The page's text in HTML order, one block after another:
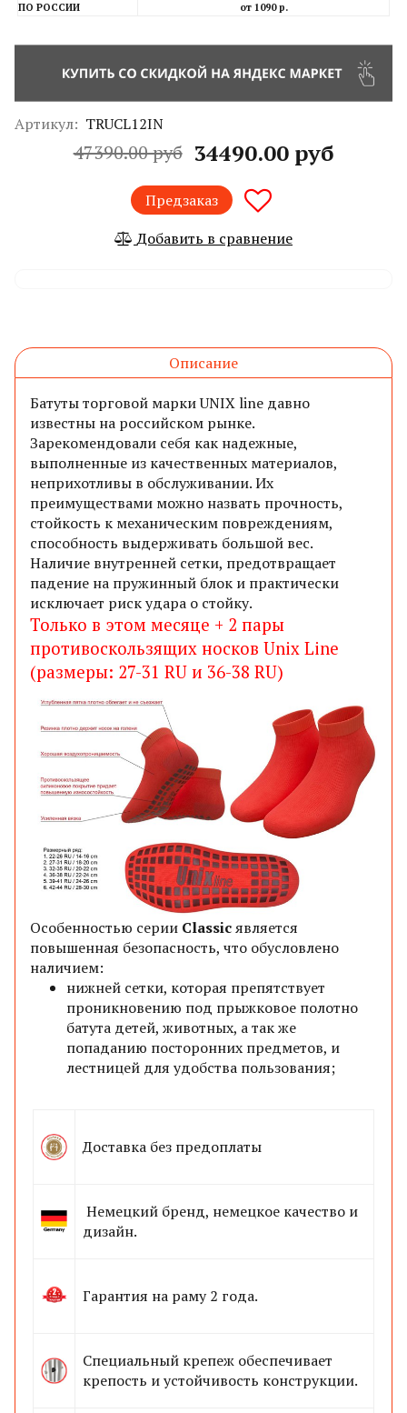
ПО РОССИИ
от 1090 р.
Артикул: TRUCL12IN
47390.00 руб 34490.00 руб
Предзаказ
Добавить в сравнение
Описание
Батуты торговой марки UNIX line давно
известны на российском рынке.
Зарекомендовали себя как надежные,
выполненные из качественных материалов,
неприхотливы в обслуживании.Их
преимуществами можно назвать прочность,
стойкость к механическим повреждениям,
способность выдерживать большой вес.
Наличие внутренней сетки, предотвращает
падение на пружинный блок и практически
исключает риск удара о стойку.
Только в этом месяце + 2 пары
противоскользящих носков Unix Line
(размеры: 27-31 RU и 36-38 RU)
Особенностью серии Classicявляется
повышенная безопасность, что обусловлено
наличием:
нижней сетки, которая препятствует
проникновению под прыжковое полотно
батута детей, животных, а так же
попаданию посторонних предметов, и
лестницей для удобства пользования;
Доставка без предоплаты
Немецкий бренд, немецкое качество и
дизайн.
Гарантия на раму2 года.
Специальный крепеж обеспечивает
крепость и устойчивость конструкции.